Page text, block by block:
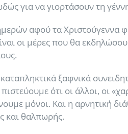
για να γιορτάσουν τη
αφού τα
οι μέρες που θα
ξαφνικά
ότι οι άλλοι, οι
μόνοι. Και η αρνητική
και θαλπωρής.